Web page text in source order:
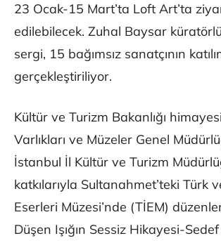
23 Ocak-15 Mart’ta Loft Art’ta
edilebilecek. Zuhal Baysar
sergi, 15 bağımsız sanatçının
gerçekleştiriliyor.
Kültür ve Turizm Bakanlığı
Varlıkları ve Müzeler Genel
İstanbul İl Kültür ve Turizm
katkılarıyla Sultanahmet’teki Türk
Eserleri Müzesi’nde (TİEM)
Düşen Işığın Sessiz Hikayesi-